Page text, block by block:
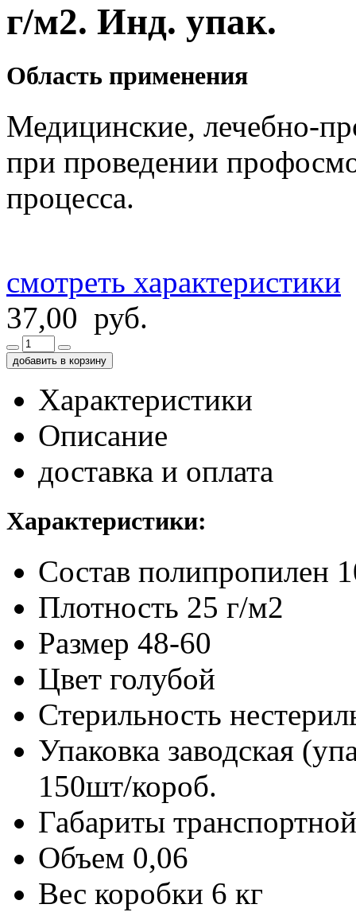
г/м2. Инд. упак.
Область применения
Медицинские, лечебно-
при проведении
процесса.
смотреть характеристики
37,00 руб.
добавить в корзину
Характеристики
Описание
доставка и оплата
Характеристики:
Состав полипропилен
Плотность 25 г/м2
Размер 48-60
Цвет голубой
Стерильность
Упаковка заводская
150шт/короб.
Габариты
Объем 0,06
Вес коробки 6 кг